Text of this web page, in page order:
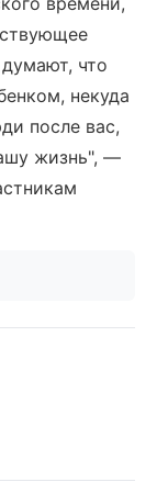
что
некуда
после вас,
жизнь", —